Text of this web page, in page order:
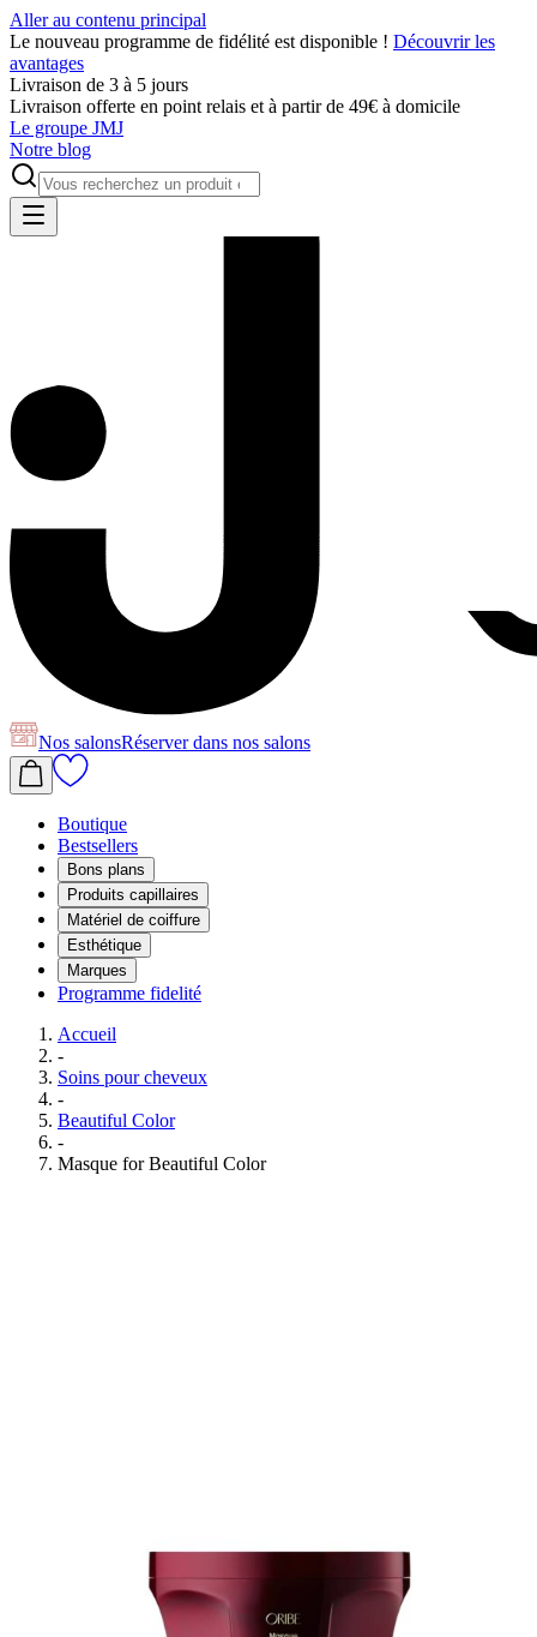
Aller au contenu principal
Le nouveau programme de fidélité est disponible ! Découvrir les
avantages
Livraison de 3 à 5 jours
Livraison offerte en point relais et à partir de 49€ à domicile
Le groupe JMJ
Notre blog
Nos salonsRéserverdans nos salons
Boutique
Bestsellers
Bons plans
Produits capillaires
Matériel de coiffure
Esthétique
Marques
Programme fidelité
Accueil
-
Soins pour cheveux
-
Beautiful Color
-
Masque for Beautiful Color